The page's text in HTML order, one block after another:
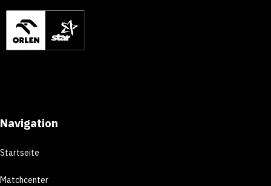
Navigation
Startseite
Matchcenter